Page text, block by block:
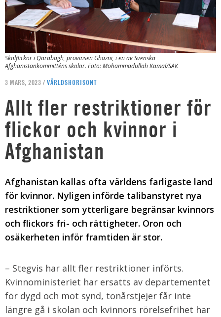
Skolflickor i Qarabagh, provinsen Ghazni, i en av Svenska
Afghanistankommitténs skolor. Foto: Mohammadullah Kamal/SAK
3 MARS, 2023 / VÄRLDSHORISONT
Allt fler restriktioner för
flickor och kvinnor i
Afghanistan
Afghanistan kallas ofta världens farligaste land
för kvinnor. Nyligen införde talibanstyret nya
restriktioner som ytterligare begränsar kvinnors
och flickors fri- och rättigheter. Oron och
osäkerheten inför framtiden är stor.
– Stegvis har allt fler restriktioner införts.
Kvinnoministeriet har ersatts av departementet
för dygd och mot synd, tonårstjejer får inte
längre gå i skolan och kvinnors rörelsefrihet har